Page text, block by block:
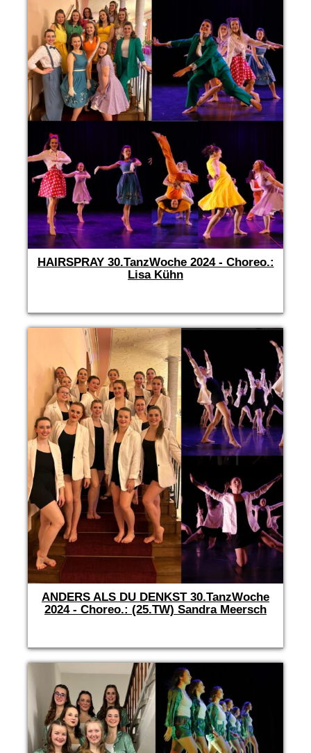
HAIRSPRAY 30.TanzWoche 2024 - Choreo.:
Lisa Kühn
ANDERS ALS DU DENKST 30.TanzWoche
2024 - Choreo.: (25.TW) Sandra Meersch